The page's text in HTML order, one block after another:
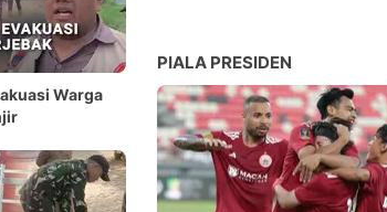
Warga
PIALA PRESIDEN